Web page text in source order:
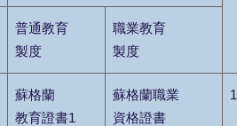
普通教育
製度
職業教育
製度
蘇格蘭
教育證書1
蘇格蘭職業
資格證書